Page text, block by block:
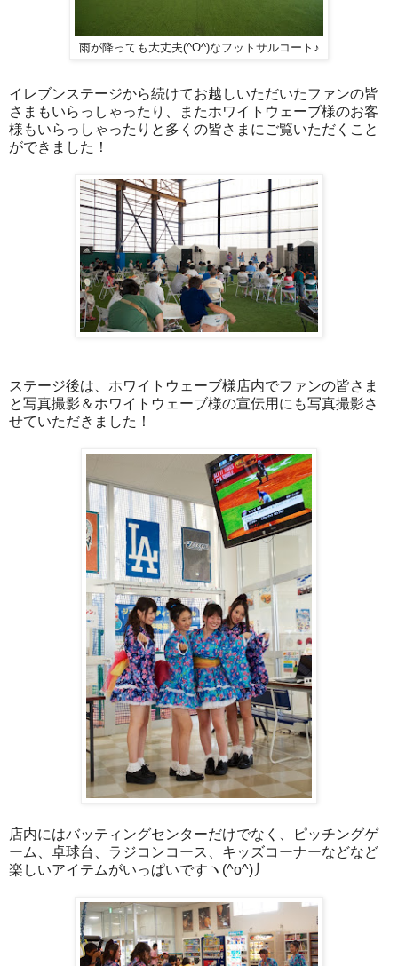
雨が降っても大丈夫(^O^)なフットサルコート♪
イレブンステージから続けてお越しいただいたファンの皆
さまもいらっしゃったり、またホワイトウェーブ様のお客
様もいらっしゃったりと多くの皆さまにご覧いただくこと
ができました！
ステージ後は、ホワイトウェーブ様店内でファンの皆さま
と写真撮影＆ホワイトウェーブ様の宣伝用にも写真撮影さ
せていただきました！
店内にはバッティングセンターだけでなく、ピッチングゲ
ーム、卓球台、ラジコンコース、キッズコーナーなどなど
楽しいアイテムがいっぱいですヽ(^o^)丿